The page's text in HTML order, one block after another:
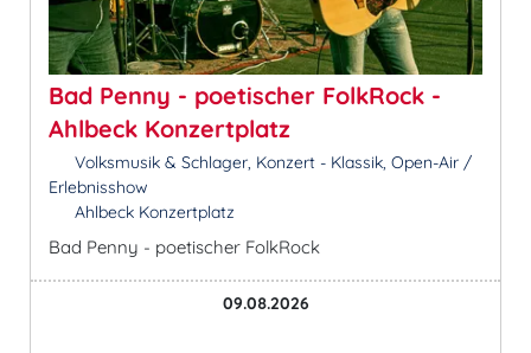
Bad Penny - poetischer FolkRock -
Ahlbeck Konzertplatz
Volksmusik & Schlager, Konzert - Klassik, Open-Air /
Erlebnisshow
Ahlbeck Konzertplatz
Bad Penny - poetischer FolkRock
09.08.2026